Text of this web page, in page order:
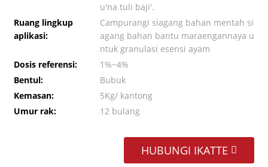
u'na tuli baji'.
Ruang lingkup
aplikasi:
Campurangi siagang bahan mentah si
agang bahan bantu maraengannaya u
ntuk granulasi esensi ayam
Dosis referensi:
1%~4%
Bentul:
Bubuk
Kemasan:
5Kg/ kantong
Umur rak:
12 bulang
HUBUNGI IKATTE